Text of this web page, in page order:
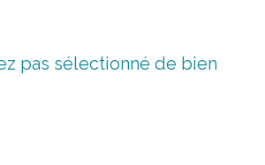
pas sélectionné de bien